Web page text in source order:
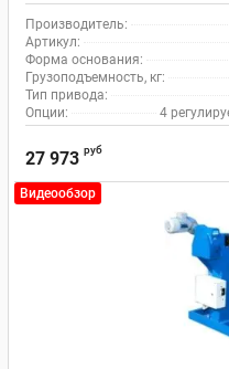
Производитель:
Артикул:
Форма основания:
Грузоподъемность, кг:
Тип привода:
Опции:
4
27 973 руб
Видеообзор